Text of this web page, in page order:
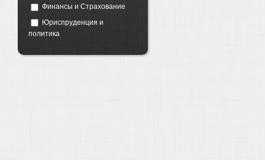
Финансы и Страхование
Юриспруденция и
политика